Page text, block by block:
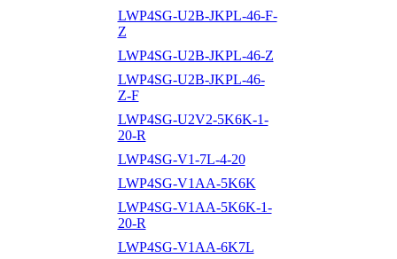
LWP4SG-U2B-JKPL-46-F-
Z
LWP4SG-U2B-JKPL-46-Z
LWP4SG-U2B-JKPL-46-
Z-F
LWP4SG-U2V2-5K6K-1-
20-R
LWP4SG-V1-7L-4-20
LWP4SG-V1AA-5K6K
LWP4SG-V1AA-5K6K-1-
20-R
LWP4SG-V1AA-6K7L